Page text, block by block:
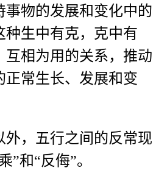
事物的发展和变化中的
种生中有克，克中有
互相为用的关系，推动
正常生长、发展和变
外，五行之间的反常现
”和“反侮”。